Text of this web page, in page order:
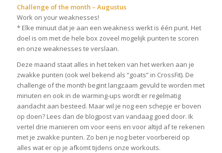
Challenge of the month – Augustus
Work on your weaknesses!
* Elke minuut dat je aan een weakness werkt is één punt. Het
doel is om met de hele box zoveel mogelijk punten te scoren
en onze weaknesses te verslaan.
Deze maand staat alles in het teken van het werken aan je
zwakke punten (ook wel bekend als “goats” in CrossFit). De
challenge of the month begint langzaam gevuld te worden met
minuten en ook in de warming-ups wordt er regelmatig
aandacht aan besteed. Maar wil je nog een schepje er boven
op doen? Lees dan de blogpost van vandaag goed door. Ik
vertel drie manieren om voor eens en voor altijd af te rekenen
met je zwakke punten. Zo ben je nog beter voorbereid op
alles wat er op je afkomt tijdens onze workouts.